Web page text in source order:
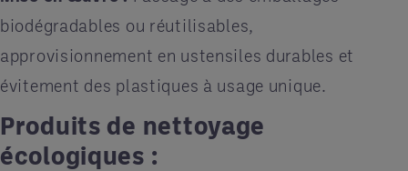
biodégradables ou réutilisables,
approvisionnement en ustensiles durables et
évitement des plastiques à usage unique.
Produits de nettoyage
écologiques :